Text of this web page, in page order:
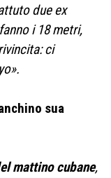
due ex
i 18 metri,
ci
sua
mattino cubane,